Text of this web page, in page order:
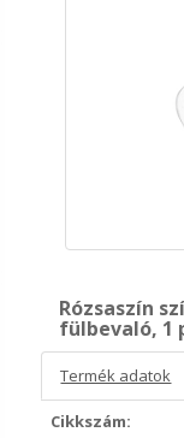
Rózsaszín
fülbevaló, 1
Termék adatok
Cikkszám: